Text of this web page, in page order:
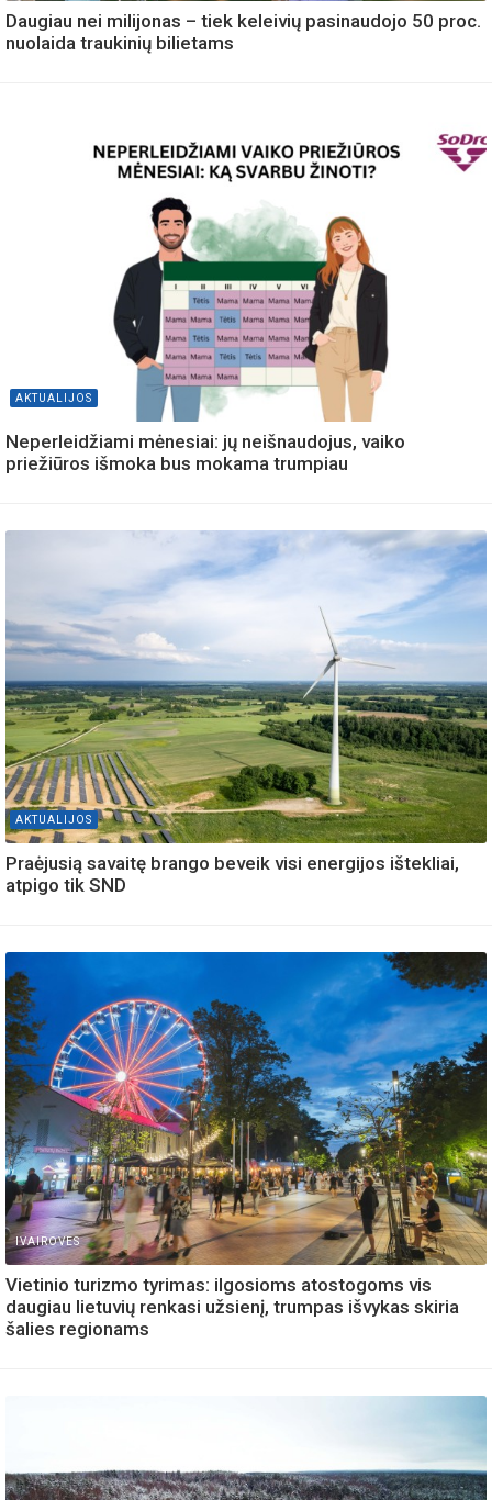
Daugiau nei milijonas – tiek keleivių pasinaudojo 50 proc.
nuolaida traukinių bilietams
AKTUALIJOS
Neperleidžiami mėnesiai: jų neišnaudojus, vaiko
priežiūros išmoka bus mokama trumpiau
AKTUALIJOS
Praėjusią savaitę brango beveik visi energijos ištekliai,
atpigo tik SND
IVAIROVES
Vietinio turizmo tyrimas: ilgosioms atostogoms vis
daugiau lietuvių renkasi užsienį, trumpas išvykas skiria
šalies regionams